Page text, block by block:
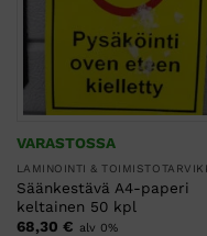
VARASTOSSA
Säänkestävä A4-paperi
keltainen 50 kpl
68,30 € alv 0%